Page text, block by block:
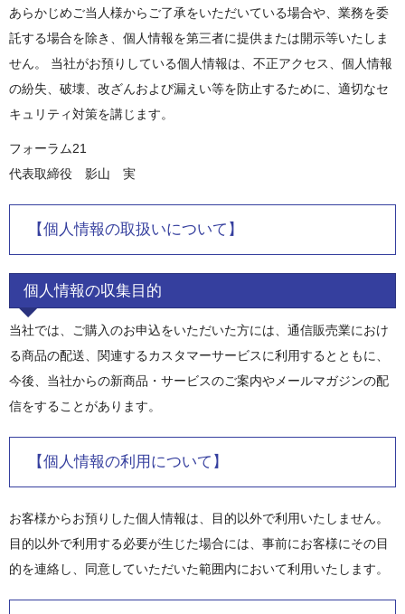
あらかじめご当人様からご了承をいただいている場合や、業務を委
託する場合を除き、個人情報を第三者に提供または開示等いたしま
せん。 当社がお預りしている個人情報は、不正アクセス、個人情報
の紛失、破壊、改ざんおよび漏えい等を防止するために、適切なセ
キュリティ対策を講じます。
フォーラム21
代表取締役 影山 実
【個人情報の取扱いについて】
個人情報の収集目的
当社では、ご購入のお申込をいただいた方には、通信販売業におけ
る商品の配送、関連するカスタマーサービスに利用するとともに、
今後、当社からの新商品・サービスのご案内やメールマガジンの配
信をすることがあります。
【個人情報の利用について】
お客様からお預りした個人情報は、目的以外で利用いたしません。
目的以外で利用する必要が生じた場合には、事前にお客様にその目
的を連絡し、同意していただいた範囲内において利用いたします。